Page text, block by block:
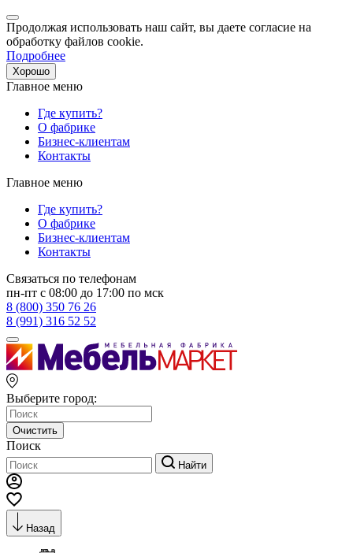
Продолжая использовать наш сайт, вы даете согласие на
обработку файлов cookie.
Подробнее
Хорошо
Главное меню
Где купить?
О фабрике
Бизнес-клиентам
Контакты
Главное меню
Где купить?
О фабрике
Бизнес-клиентам
Контакты
Связаться по телефонам
пн-пт с 08:00 до 17:00 по мск
8 (800) 350 76 26
8 (991) 316 52 52
Выберите город:
Очистить
Поиск
Найти
Назад